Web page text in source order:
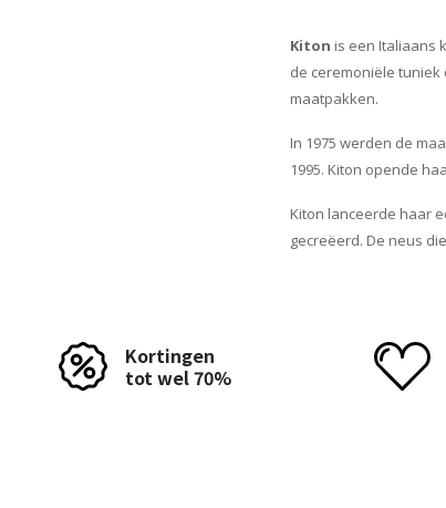
Kiton is een Italiaans
de ceremoniële tuniek
maatpakken.
In 1975 werden de
1995. Kiton opende
Kiton lanceerde haar
gecreëerd. De neus
Kortingen
tot wel 70%